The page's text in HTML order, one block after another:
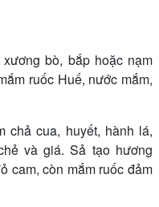
bò, bắp hoặc nạm
ruốc Huế, nước mắm,
chả cua, huyết, hành lá,
và giá. Sả tạo hương
cam, còn mắm ruốc đảm